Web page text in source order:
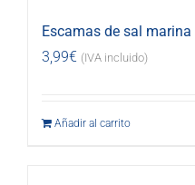
Escamas de sal
3,99€ (IVA incluido)
Añadir al carrito